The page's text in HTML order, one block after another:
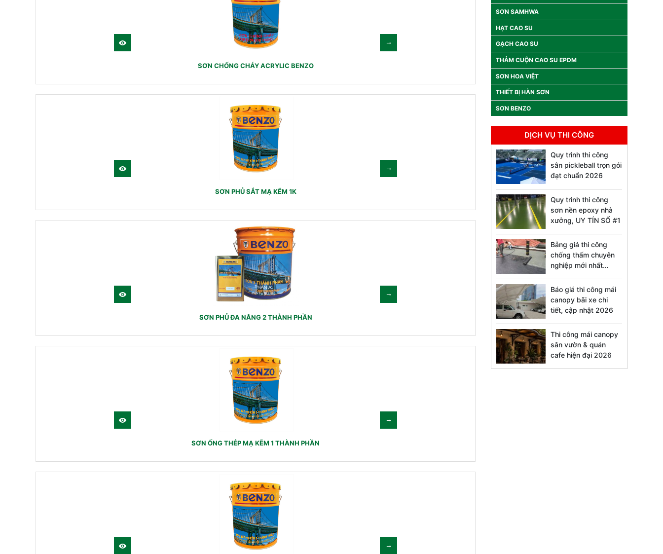
SƠN CHỐNG CHÁY ACRYLIC BENZO
SƠN PHỦ SẮT MẠ KẼM 1K
SƠN PHỦ ĐA NĂNG 2 THÀNH PHẦN
SƠN ỐNG THÉP MẠ KẼM 1 THÀNH PHẦN
SƠN SAMHWA
HẠT CAO SU
GẠCH CAO SU
THẢM CUỘN CAO SU EPDM
SƠN HOA VIỆT
THIẾT BỊ HÀN SƠN
SƠN BENZO
DỊCH VỤ THI CÔNG
Quy trình thi công
sân pickleball trọn gói
đạt chuẩn 2026
Quy trình thi công
sơn nền epoxy nhà
xưởng, UY TÍN SỐ #1
Bảng giá thi công
chống thấm chuyên
nghiệp mới nhất
Báo giá thi công mái
canopy bãi xe chi
tiết, cập nhật 2026
Thi công mái canopy
sân vườn & quán
cafe hiện đại 2026